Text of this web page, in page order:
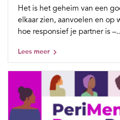
Het is het geheim van een
elkaar zien, aanvoelen en op
hoe responsief je partner is
Lees meer